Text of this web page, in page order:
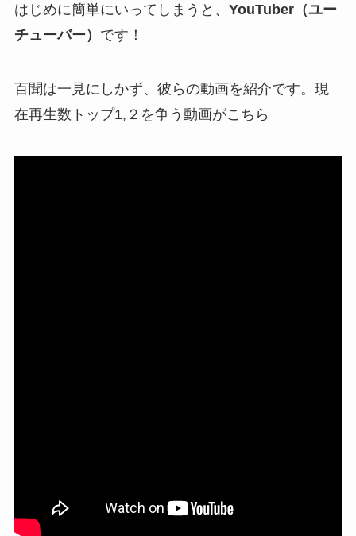
はじめに簡単にいってしまうと、 YouTuber（ユー
チューバー） です！
百聞は一見にしかず、彼らの動画を紹介です。現
在再生数トップ1,２を争う動画がこちら